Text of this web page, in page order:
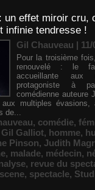
un effet miroir cru,
infinie tendresse !
Gil Chauveau | 11/
Pour la troisième
renouvelé : le
accueillante aux
protagoniste à
comédienne auteure
multiples évasions,
de...
, comédie,
Gil Galliot, homme,
Pinson, Judith
, malade, médecin,
, revue du
scene, spectacle,